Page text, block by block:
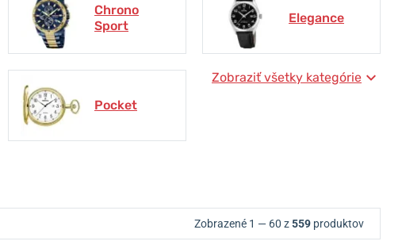
Chrono
Sport
Elegance
Pocket
Zobraziť všetky kategórie
Zobrazené 1 — 60 z559 produktov